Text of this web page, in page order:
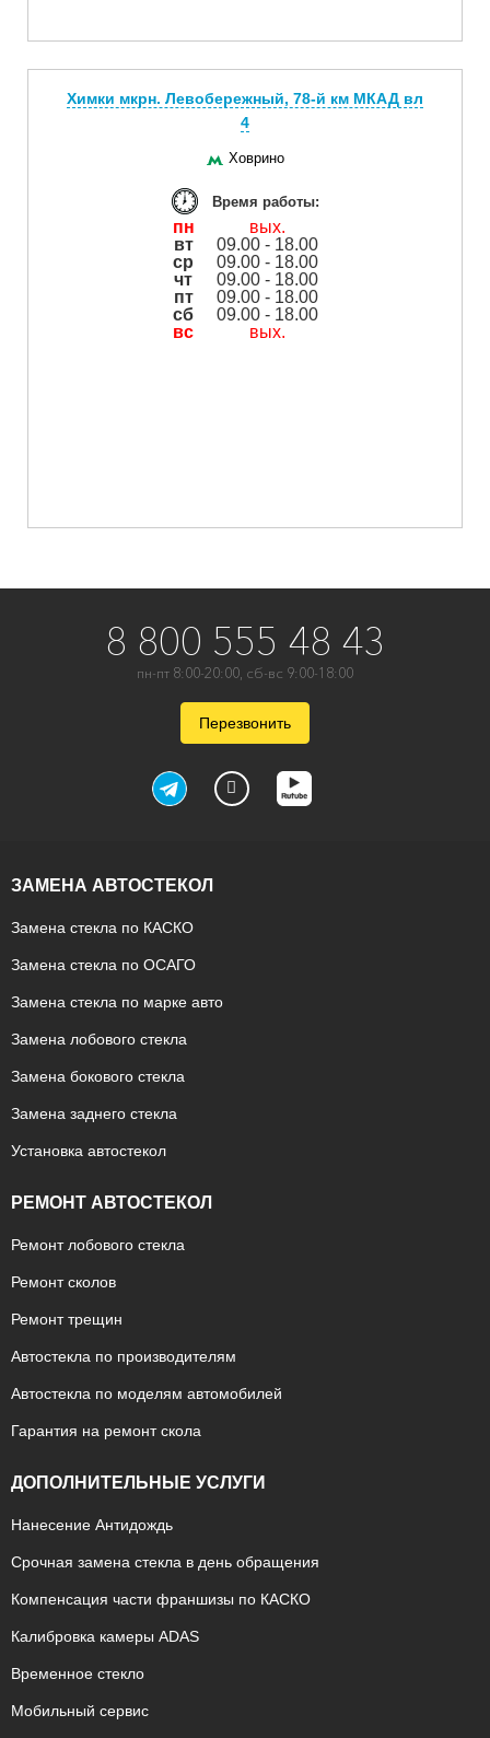
Химки мкрн. Левобережный, 78-й км МКАД вл
4
Ховрино
Время работы:
пн
вых.
вт
09.00 - 18.00
ср
09.00 - 18.00
чт
09.00 - 18.00
пт
09.00 - 18.00
сб
09.00 - 18.00
вс
вых.
8 800 555 48 43
пн-пт 8:00-20:00, сб-вс 9:00-18:00
Перезвонить
ЗАМЕНА АВТОСТЕКОЛ
Замена стекла по КАСКО
Замена стекла по ОСАГО
Замена стекла по марке авто
Замена лобового стекла
Замена бокового стекла
Замена заднего стекла
Установка автостекол
РЕМОНТ АВТОСТЕКОЛ
Ремонт лобового стекла
Ремонт сколов
Ремонт трещин
Автостекла по производителям
Автостекла по моделям автомобилей
Гарантия на ремонт скола
ДОПОЛНИТЕЛЬНЫЕ УСЛУГИ
Нанесение Антидождь
Срочная замена стекла в день обращения
Компенсация части франшизы по КАСКО
Калибровка камеры ADAS
Временное стекло
Мобильный сервис